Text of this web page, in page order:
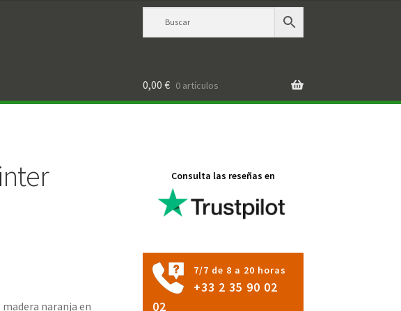
0,00 € 0 artículos
naranja en
Consulta las reseñas en
7/7 de 8 a 20 horas
+33 2 35 90 02
02